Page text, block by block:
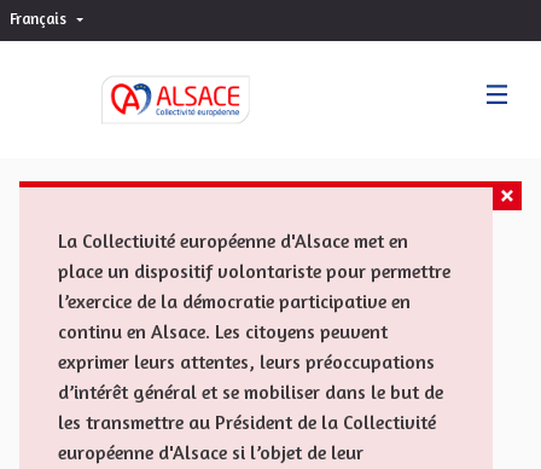
Français Choisir la langue
La Collectivité européenne d'Alsace met en
place un dispositif volontariste pour permettre
l’exercice de la démocratie participative en
continu en Alsace. Les citoyens peuvent
exprimer leurs attentes, leurs préoccupations
d’intérêt général et se mobiliser dans le but de
les transmettre au Président de la Collectivité
européenne d'Alsace si l’objet de leur